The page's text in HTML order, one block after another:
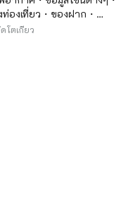
ท่องเที่ยว・ของฝาก・
รมที่พัก
โตเกียว